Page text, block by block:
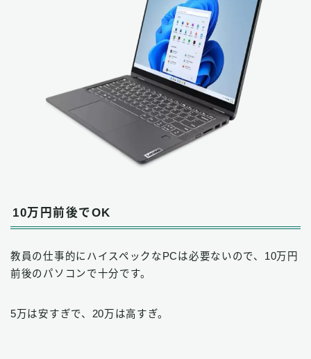
10万円前後でOK
教員の仕事的にハイスペックなPCは必要ないので、10万円
前後のパソコンで十分です。
5万は安すぎで、20万は高すぎ。